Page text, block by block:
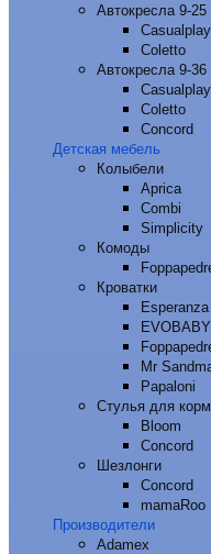
Автокресла 9-25
Casualplay
Coletto
Автокресла 9-36
Casualplay
Coletto
Concord
Детская мебель
Колыбели
Aprica
Combi
Simplicity
Комоды
Кроватки
Esperanza
EVOBABY
Mr
Papaloni
Стулья для
Bloom
Concord
Шезлонги
Concord
mamaRoo
Производители
Adamex